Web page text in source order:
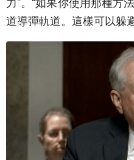
道導彈軌道。這樣可以躲